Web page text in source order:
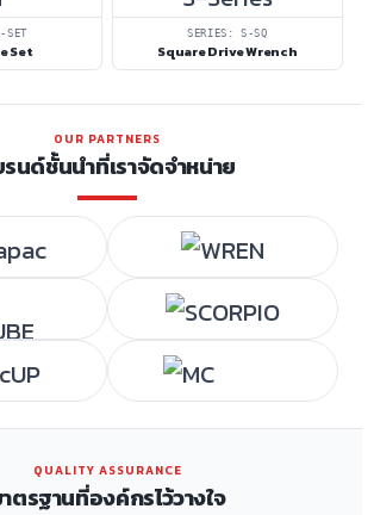
SET
Set
SERIES: S-SQ
Square Drive Wrench
OUR PARTNERS
นด์ชั้นนำที่เราจัดจำหน่าย
QUALITY ASSURANCE
ตรฐานที่องค์กรไว้วางใจ